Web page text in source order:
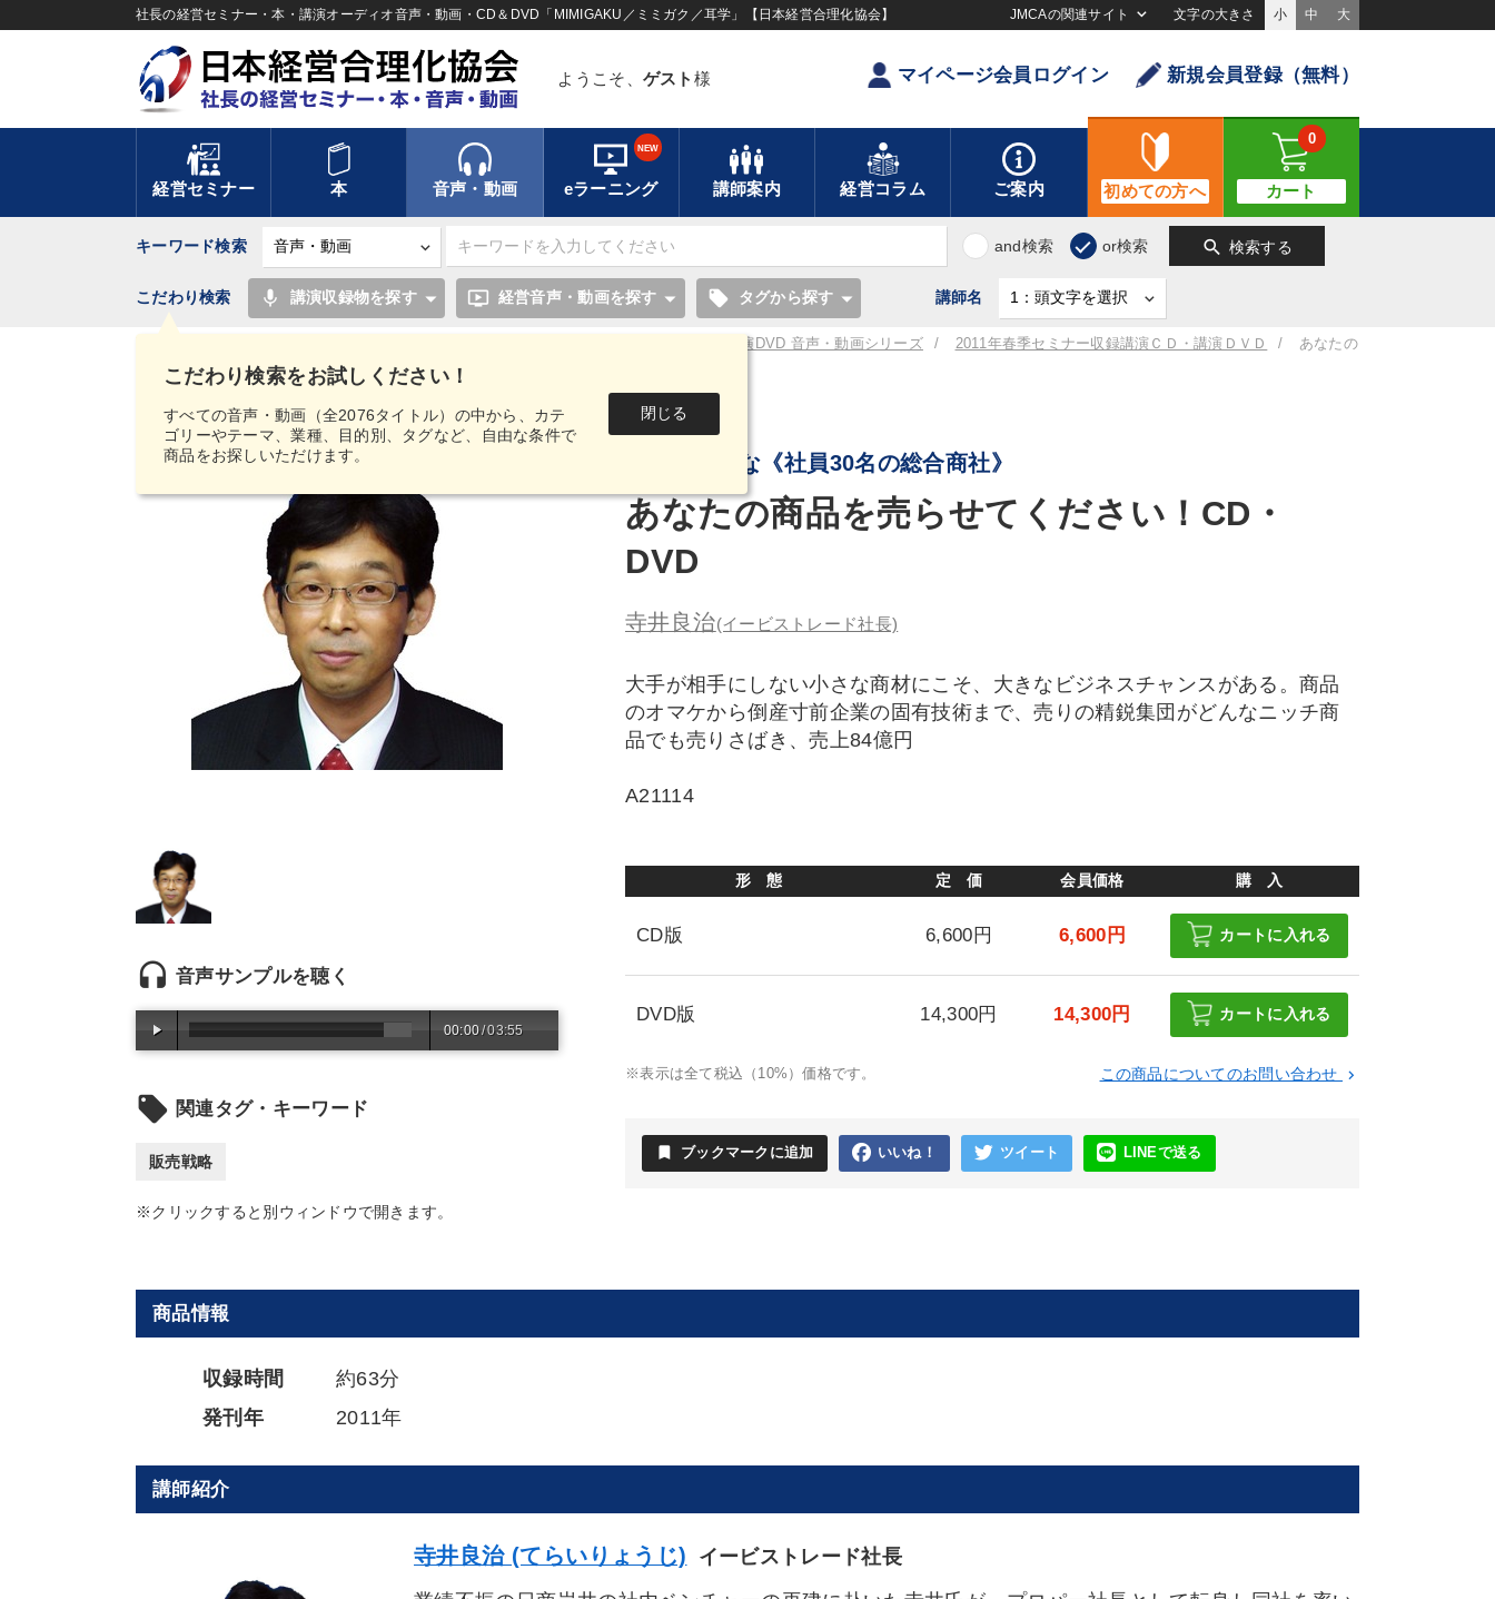
社長の経営セミナー・本・講演オーディオ音声・動画・CD＆DVD「MIMIGAKU／ミミガク／耳学」【日本経営合理化協会】 JMCAの関連サイト 文字の大きさ 小 中 大
ようこそ、 ゲスト 様 マイページ会員ログイン 新規会員登録（無料）
経営セミナー 本 音声・動画 eラーニング
NEW
講師案内 経営コラム ご案内 初めての方へ カート
0
キーワード検索 and検索 or検索 search 検索する
こだわり検索をお試しください！
すべての音声・動画（全2076タイトル）の中から、カテ
ゴリーやテーマ、業種、目的別、タグなど、自由な条件で
商品をお探しいただけます。
閉じる
こだわり検索 mic 講演収録物を探す ondemand_video 経営音声・動画を探す local_offer タグから探す 講師名
【MIMIGAKU／ミミガク／耳学】全国経営者セミナー講演CD・講演DVD 音声・動画シリーズ 2011年春季セミナー収録講演ＣＤ・講演ＤＶＤ
あなたの
商品を売らせてください！CD・DVD
headset 音声サンプルを聴く
00:00/03:55
local_offer 関連タグ・キーワード
販売戦略
※クリックすると別ウィンドウで開きます。
音声・動画
日本一元気な《社員30名の総合商社》
あなたの商品を売らせてください！CD・
DVD
寺井良治(イービストレード社長)
大手が相手にしない小さな商材にこそ、大きなビジネスチャンスがある。商品
のオマケから倒産寸前企業の固有技術まで、売りの精鋭集団がどんなニッチ商
品でも売りさばき、売上84億円
A21114
形 態 定 価 会員価格 購 入
CD版 6,600円 6,600円 カートに入れる
DVD版 14,300円 14,300円 カートに入れる
※表示は全て税込（10%）価格です。 この商品についてのお問い合わせ keyboard_arrow_right
bookmark ブックマークに追加 いいね！ ツイート LINEで送る
商品情報
収録時間
約63分
発刊年
2011年
講師紹介
寺井良治 (てらいりょうじ)
イービストレード社長